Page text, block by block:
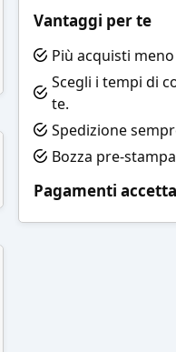
Vantaggi per te
Più acquisti
Scegli i tempi di
te.
Spedizione
Bozza pre-
Pagamenti